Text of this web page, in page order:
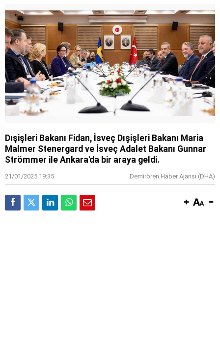
Dışişleri Bakanı Fidan, İsveç Dışişleri Bakanı Maria
Malmer Stenergard ve İsveç Adalet Bakanı Gunnar
Strömmer ile Ankara'da bir araya geldi.
21/01/2025 19:35 Demirören Haber Ajansı (DHA)